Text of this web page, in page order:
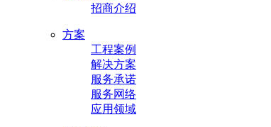
招商介绍
方案
工程案例
解决方案
服务承诺
服务网络
应用领域